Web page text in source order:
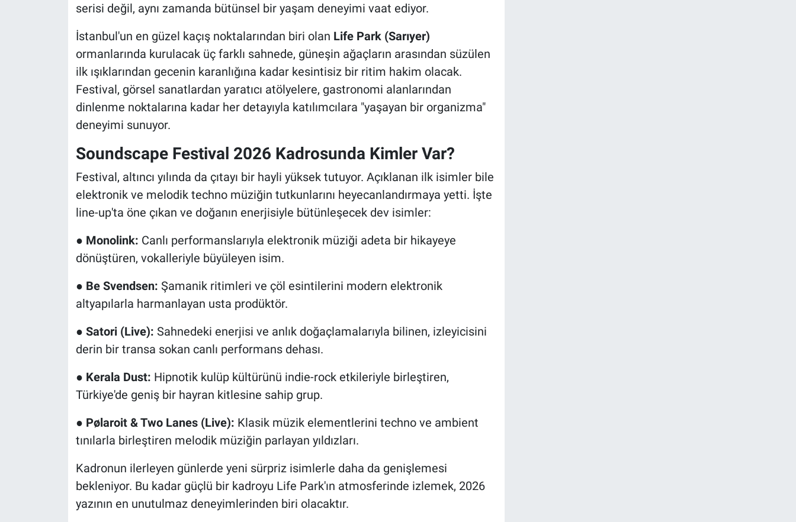
serisi değil, aynı zamanda bütünsel bir yaşam deneyimi vaat ediyor.
İstanbul'un en güzel kaçış noktalarından biri olan Life Park (Sarıyer)
ormanlarında kurulacak üç farklı sahnede, güneşin ağaçların arasından süzülen
ilk ışıklarından gecenin karanlığına kadar kesintisiz bir ritim hakim olacak.
Festival, görsel sanatlardan yaratıcı atölyelere, gastronomi alanlarından
dinlenme noktalarına kadar her detayıyla katılımcılara "yaşayan bir organizma"
deneyimi sunuyor.
Soundscape Festival 2026 Kadrosunda Kimler Var?
Festival, altıncı yılında da çıtayı bir hayli yüksek tutuyor. Açıklanan ilk isimler bile
elektronik ve melodik techno müziğin tutkunlarını heyecanlandırmaya yetti. İşte
line-up'ta öne çıkan ve doğanın enerjisiyle bütünleşecek dev isimler:
● Monolink: Canlı performanslarıyla elektronik müziği adeta bir hikayeye
dönüştüren, vokalleriyle büyüleyen isim.
● Be Svendsen: Şamanik ritimleri ve çöl esintilerini modern elektronik
altyapılarla harmanlayan usta prodüktör.
● Satori (Live): Sahnedeki enerjisi ve anlık doğaçlamalarıyla bilinen, izleyicisini
derin bir transa sokan canlı performans dehası.
● Kerala Dust: Hipnotik kulüp kültürünü indie-rock etkileriyle birleştiren,
Türkiye'de geniş bir hayran kitlesine sahip grup.
● Pølaroit & Two Lanes (Live): Klasik müzik elementlerini techno ve ambient
tınılarla birleştiren melodik müziğin parlayan yıldızları.
Kadronun ilerleyen günlerde yeni sürpriz isimlerle daha da genişlemesi
bekleniyor. Bu kadar güçlü bir kadroyu Life Park'ın atmosferinde izlemek, 2026
yazının en unutulmaz deneyimlerinden biri olacaktır.